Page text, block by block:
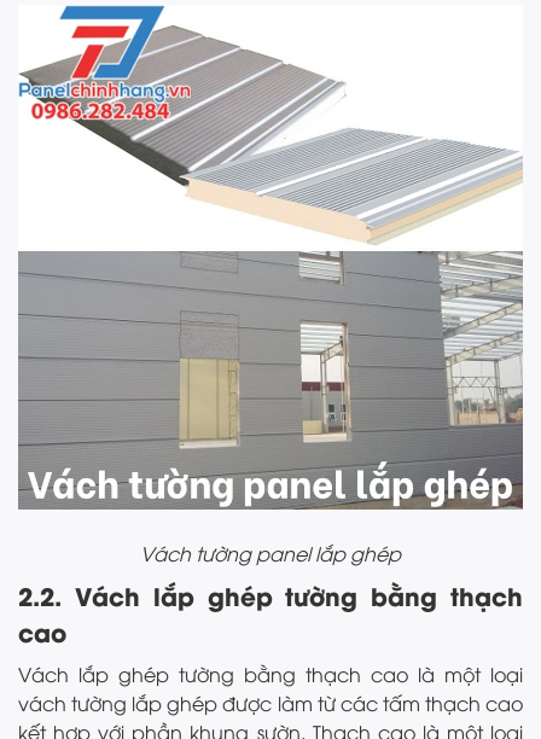
Vách tường panel lắp ghép
2.2. Vách lắp ghép tường bằng thạch
cao
Vách lắp ghép tường bằng thạch cao là một loại
vách tường lắp ghép được làm từ các tấm thạch cao
kết hợp với phần khung sườn. Thạch cao là một loại